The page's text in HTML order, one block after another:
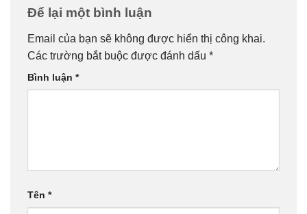
Để lại một bình luận
Email của bạn sẽ không được hiển thị công khai.
Các trường bắt buộc được đánh dấu *
Bình luận *
Tên *